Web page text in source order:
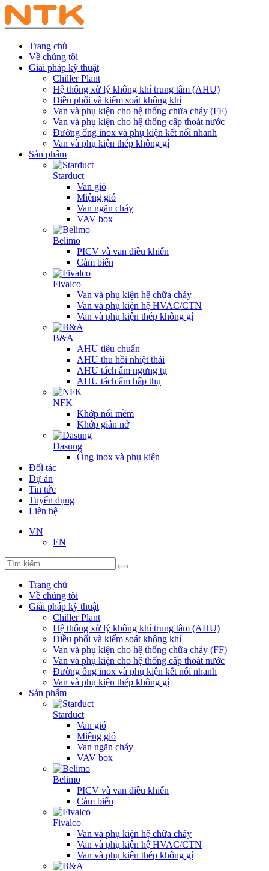
Trang chủ
Về chúng tôi
Giải pháp kỹ thuật
Chiller Plant
Hệ thống xử lý không khí trung tâm (AHU)
Điều phối và kiểm soát không khí
Van và phụ kiện cho hệ thống chữa cháy (FF)
Van và phụ kiện cho hệ thống cấp thoát nước
Đường ống inox và phụ kiện kết nối nhanh
Van và phụ kiện thép không gỉ
Sản phẩm
Starduct
Van gió
Miệng gió
Van ngăn cháy
VAV box
Belimo
PICV và van điều khiển
Cảm biến
Fivalco
Van và phụ kiện hệ chữa cháy
Van và phụ kiện hệ HVAC/CTN
Van và phụ kiện thép không gỉ
B&A
AHU tiêu chuẩn
AHU thu hồi nhiệt thải
AHU tách ẩm ngưng tụ
AHU tách ẩm hấp thụ
NFK
Khớp nối mềm
Khớp giản nở
Dasung
Ống inox và phụ kiện
Đối tác
Dự án
Tin tức
Tuyển dụng
Liên hệ
VN
EN
Trang chủ
Về chúng tôi
Giải pháp kỹ thuật
Chiller Plant
Hệ thống xử lý không khí trung tâm (AHU)
Điều phối và kiểm soát không khí
Van và phụ kiện cho hệ thống chữa cháy (FF)
Van và phụ kiện cho hệ thống cấp thoát nước
Đường ống inox và phụ kiện kết nối nhanh
Van và phụ kiện thép không gỉ
Sản phẩm
Starduct
Van gió
Miệng gió
Van ngăn cháy
VAV box
Belimo
PICV và van điều khiển
Cảm biến
Fivalco
Van và phụ kiện hệ chữa cháy
Van và phụ kiện hệ HVAC/CTN
Van và phụ kiện thép không gỉ